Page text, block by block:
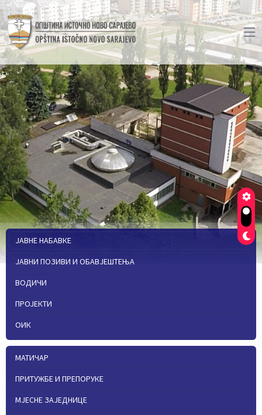
ЈАВНЕ НАБАВКЕ
ЈАВНИ ПОЗИВИ И ОБАВЈЕШТЕЊА
ВОДИЧИ
ПРОЈЕКТИ
ОИК
МАТИЧАР
ПРИТУЖБЕ И ПРЕПОРУКЕ
МЈЕСНЕ ЗАЈЕДНИЦЕ